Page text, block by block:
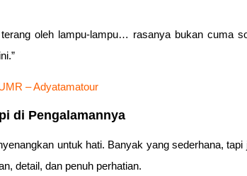
oleh lampu-lampu… rasanya bukan cuma
– Adyatamatour
di Pengalamannya
untuk hati. Banyak yang sederhana,
detail, dan penuh perhatian.